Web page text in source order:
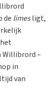
de limesligt,
Willibrord –
in
van